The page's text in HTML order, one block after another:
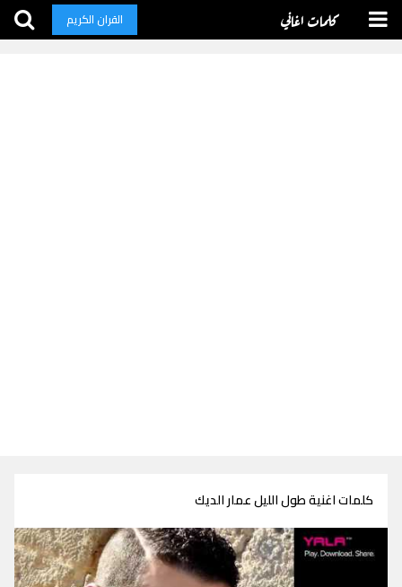
كلمات اغاني القران الكريم
كلمات اغنية طول الليل عمار الديك